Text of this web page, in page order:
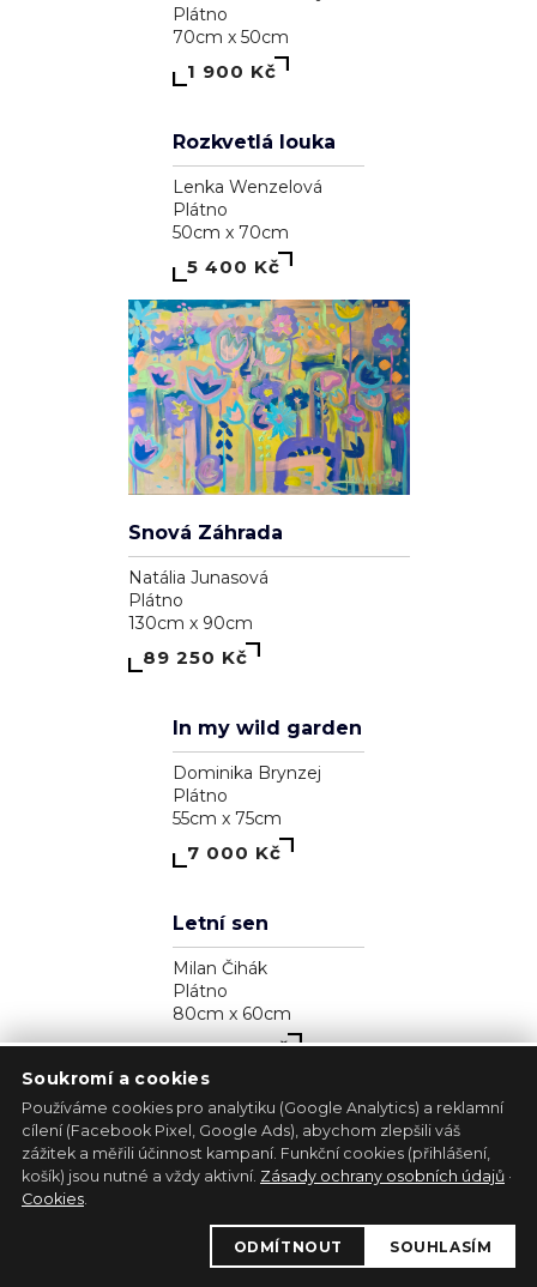
Pavol Tarasovič
Dřevo
15cm x 74cm
39 100 Kč
Zjavenie archanjela
Pavol Tarasovič
Dřevo
39 300 Kč
1
Soukromí a cookies
Používáme cookies pro analytiku (Google Analytics) a reklamní
cílení (Facebook Pixel, Google Ads), abychom zlepšili váš
zážitek a měřili účinnost kampaní. Funkční cookies (přihlášení,
košík) jsou nutné a vždy aktivní. Zásady ochrany osobních údajů ·
Cookies.
ODMÍTNOUT SOUHLASÍM